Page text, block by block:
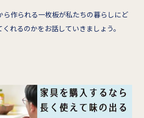
ら作られる一枚板が私たちの暮らしにど
れるのかをお話していきましょう。